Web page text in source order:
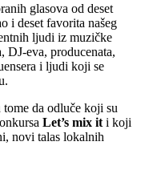
glasova od deset
i deset favorita našeg
ljudi iz muzičke
DJ-eva, producenata,
i ljudi koji se
tome da odluče koji su
Let’s mix it i koji
novi talas lokalnih